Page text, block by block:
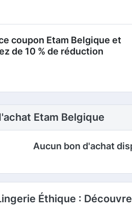
coupon Etam Belgique et
de 10 % de réduction
Etam Belgique
Aucun bon d'achat
Éthique :